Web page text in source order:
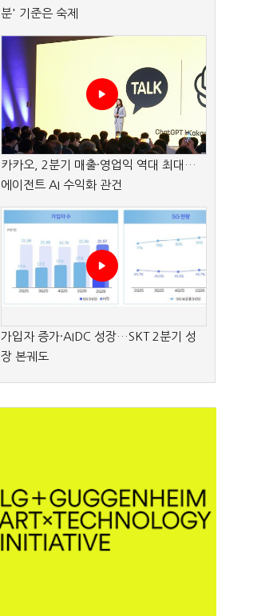
분' 기준은 숙제
카카오, 2분기 매출·영업익 역대 최대…
에이전트 AI 수익화 관건
가입자 증가·AIDC 성장…SKT 2분기 성
장 본궤도